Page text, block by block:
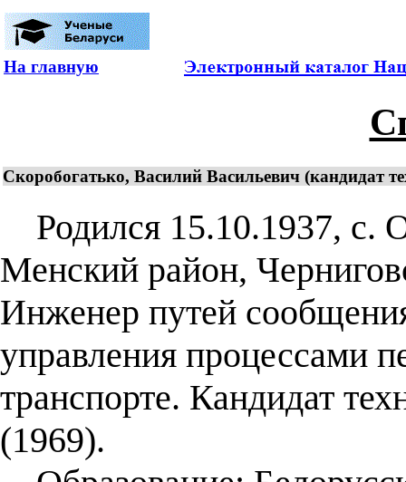
На главную
Скоробогатько, Василий Васильевич (кандидат
Родился 15.10.1937, с.
Менский район,
Инженер путей
управления процессами
транспорте. Кандидат
(1969).